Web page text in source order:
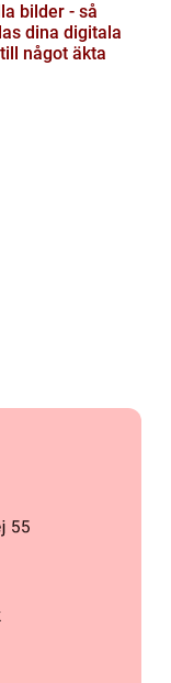
bilder - så
dina digitala
något äkta